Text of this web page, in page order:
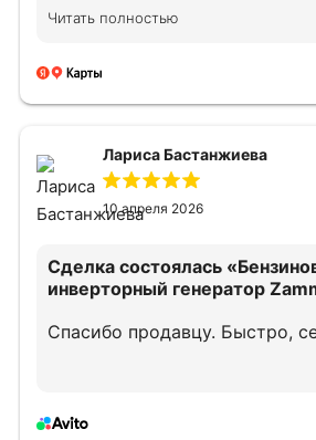
Квалифицированно
В случае необходимости
Читать полностью
Лариса Бастанжиева
10 апреля 2026
Сделка состоялась
инверторный генератор
Спасибо продавцу.